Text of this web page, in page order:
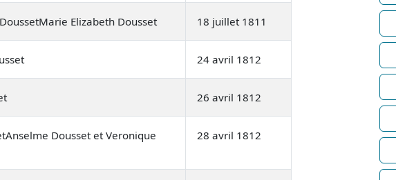
Elizabeth Dousset 18 juillet 1811
24 avril 1812
26 avril 1812
Dousset et Veronique
28 avril 1812